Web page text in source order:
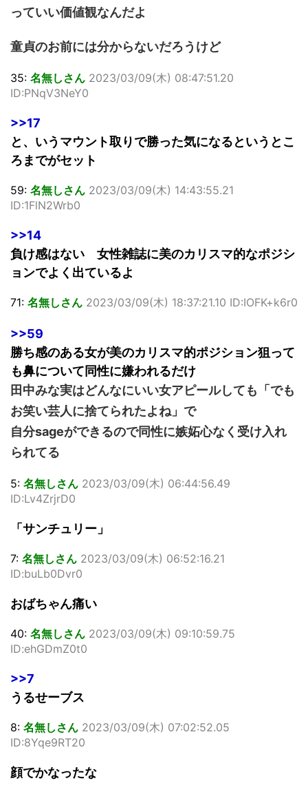
っていい価値観なんだよ
童貞のお前には分からないだろうけど
35: 名無しさん 2023/03/09(木) 08:47:51.20
ID:PNqV3NeY0
>>17
と、いうマウント取りで勝った気になるというとこ
ろまでがセット
59: 名無しさん 2023/03/09(木) 14:43:55.21
ID:1FlN2Wrb0
>>14
負け感はない 女性雑誌に美のカリスマ的なポジシ
ョンでよく出ているよ
71: 名無しさん 2023/03/09(木) 18:37:21.10 ID:IOFK+k6r0
>>59
勝ち感のある女が美のカリスマ的ポジション狙って
も鼻について同性に嫌われるだけ
田中みな実はどんなにいい女アピールしても「でも
お笑い芸人に捨てられたよね」で
自分sageができるので同性に嫉妬心なく受け入れ
られてる
5: 名無しさん 2023/03/09(木) 06:44:56.49
ID:Lv4ZrjrD0
「サンチュリー」
7: 名無しさん 2023/03/09(木) 06:52:16.21
ID:buLb0Dvr0
おばちゃん痛い
40: 名無しさん 2023/03/09(木) 09:10:59.75
ID:ehGDmZ0t0
>>7
うるせーブス
8: 名無しさん 2023/03/09(木) 07:02:52.05
ID:8Yqe9RT20
顔でかなったな